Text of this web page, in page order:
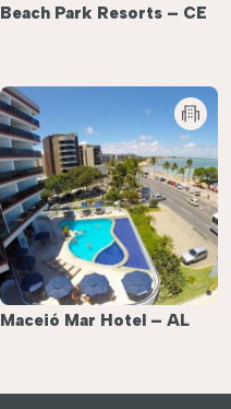
Beach Park Resorts – CE
Maceió Mar Hotel – AL